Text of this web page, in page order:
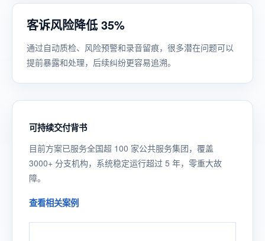
客诉风险降低 35%
通过自动质检、风险预警和录音留痕，很多潜在问题可以
提前暴露和处理，后续纠纷更容易追溯。
可持续交付背书
目前方案已服务全国超 100 家公共服务集团，覆盖
3000+ 分支机构，系统稳定运行超过 5 年，零重大故
障。
查看相关案例